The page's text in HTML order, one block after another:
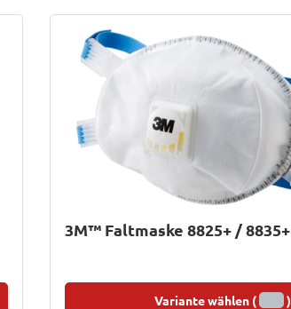
3M™ Faltmaske 8825+ / 8835+
Variante wählen ( )